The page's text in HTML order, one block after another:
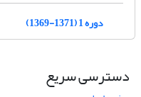
دوره 1 (1371-1369)
دسترسی سریع